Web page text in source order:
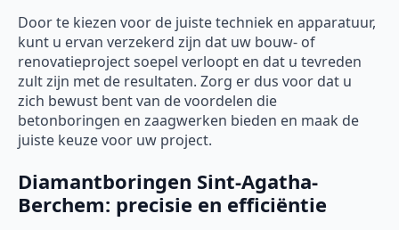
Door te kiezen voor de juiste techniek en apparatuur,
kunt u ervan verzekerd zijn dat uw bouw- of
renovatieproject soepel verloopt en dat u tevreden
zult zijn met de resultaten. Zorg er dus voor dat u
zich bewust bent van de voordelen die
betonboringen en zaagwerken bieden en maak de
juiste keuze voor uw project.
Diamantboringen Sint-Agatha-
Berchem: precisie en efficiëntie